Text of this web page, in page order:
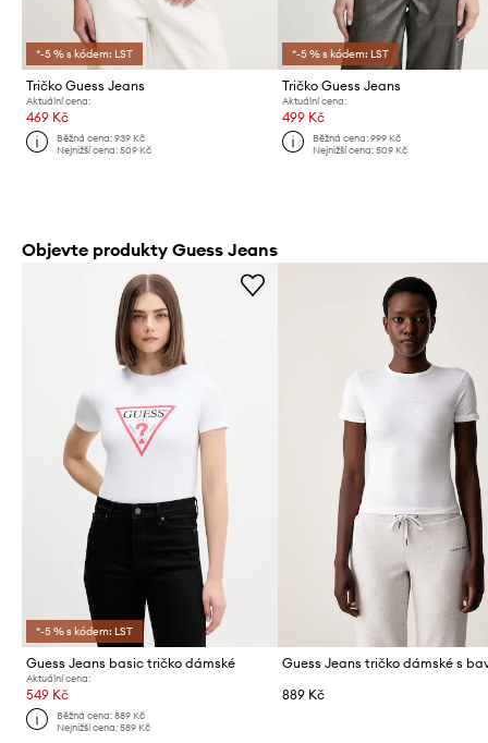
*-5 % s kódem: LST
Tričko Guess Jeans
Aktuální cena:
469 Kč
Běžná cena:939 Kč
Nejnižší cena:509 Kč
*-5 % s kódem: LST
Tričko Guess Jeans
Aktuální cena:
499 Kč
Běžná cena: 999 Kč
Nejnižší cena: 509 Kč
Objevte produkty Guess Jeans
*-5 % s kódem: LST
Guess Jeans basic tričko dámské
Aktuální cena:
549 Kč
Běžná cena:889 Kč
Nejnižší cena:589 Kč
Guess Jeans tričko dámské s
889 Kč